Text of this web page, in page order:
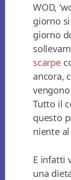
WOD,
giorno
giorno
scarpe
ancora,
Tutto il
questo
niente
E infatti
una